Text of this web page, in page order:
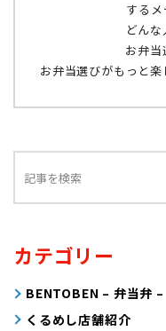
するメ
どん
お弁当
お弁当選びがもっと楽
カテゴリー
BENTOBEN – 弁当弁 –
くるめし店舗紹介